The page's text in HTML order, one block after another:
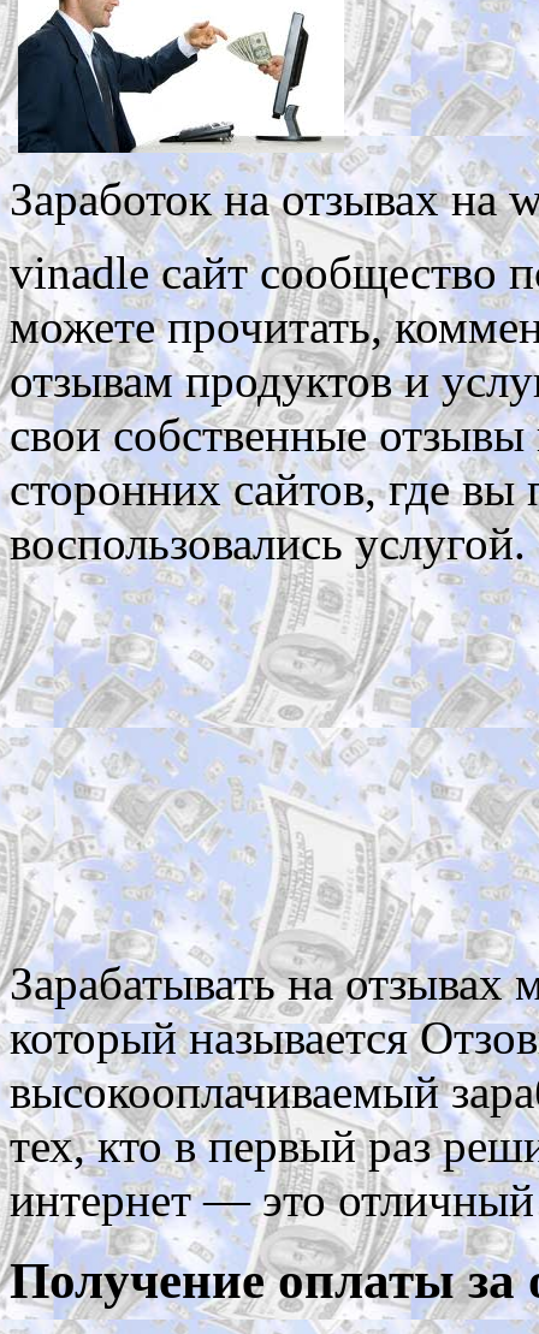
Заработок на отзывах на
vinadle сайт сообщество
можете прочитать,
отзывам продуктов и
свои собственные
сторонних сайтов, где вы
воспользовались услугой.
Зарабатывать на отзывах
который называется
высокооплачиваемый
тех, кто в первый раз
интернет — это
Получение оплаты за